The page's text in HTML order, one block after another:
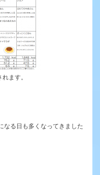
ます。
なる日も多くなってきました